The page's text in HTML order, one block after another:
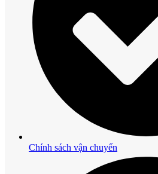
Chính sách vận chuyển